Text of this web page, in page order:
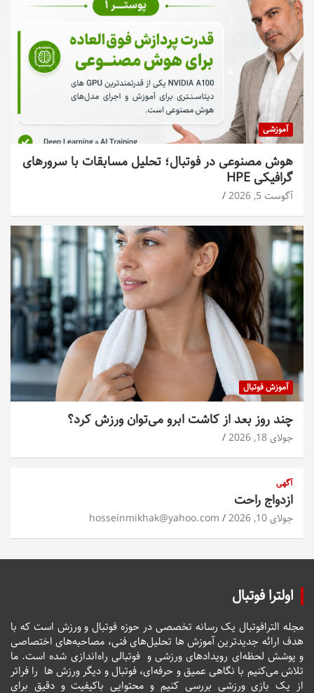
آموزشی
هوش مصنوعی در فوتبال؛ تحلیل مسابقات با سرورهای
گرافیکی HPE
آگوست 5, 2026
آموزش فوتبال
چند روز بعد از کاشت ابرو می‌توان ورزش کرد؟
جولای 18, 2026
آگهی
ازدواج راحت
جولای 10, 2026 hosseinmikhak@yahoo.com
اولترا فوتبال
مجله الترافوتبال یک رسانه تخصصی در حوزه فوتبال و ورزش است که با
هدف ارائه جدیدترین آموزش ها تحلیل‌های فنی، مصاحبه‌های اختصاصی
و پوشش لحظه‌ای رویدادهای ورزشی و فوتبالی راه‌اندازی شده است. ما
تلاش می‌کنیم با نگاهی عمیق و حرفه‌ای، فوتبال و دیگر ورزش ها را فراتر
از یک بازی ورزشی بررسی کنیم و محتوایی باکیفیت و دقیق برای